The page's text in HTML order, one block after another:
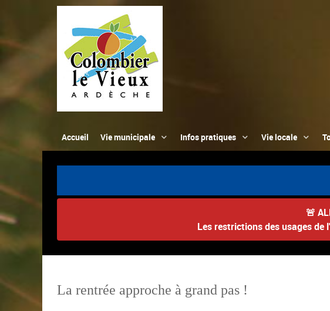
Accueil Vie municipale Infos pratiques Vie locale
🚨
Les restrictions des usages de
La rentrée approche à grand pas !